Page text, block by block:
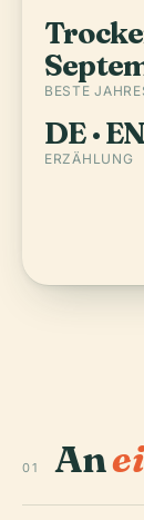
BESTE
DE · EN
ERZÄHLUNG
01 An